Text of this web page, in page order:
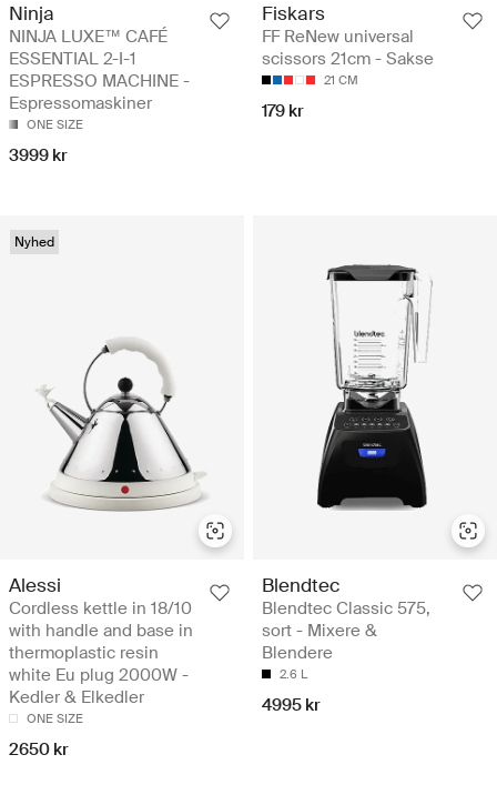
Ninja
NINJA LUXE™ CAFÉ
ESSENTIAL 2-I-1
ESPRESSO MACHINE -
Espressomaskiner
ONE SIZE
3999 kr
Fiskars
FF ReNew universal
scissors 21cm - Sakse
21 CM
179 kr
Nyhed
Alessi
Cordless kettle in 18/10
with handle and base in
thermoplastic resin
white Eu plug 2000W -
Kedler & Elkedler
ONE SIZE
2650 kr
Blendtec
Blendtec Classic 575,
sort - Mixere &
Blendere
2.6 L
4995 kr